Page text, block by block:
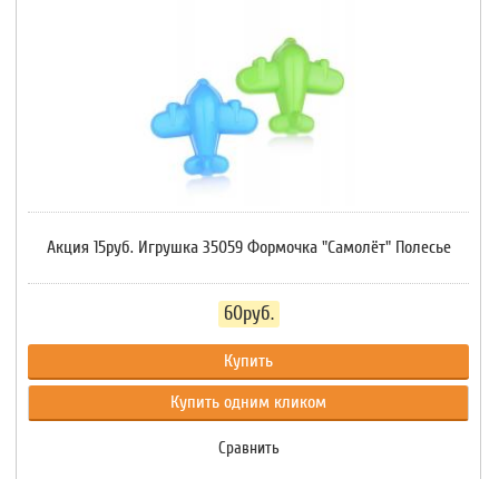
Акция 15руб. Игрушка 35059 Формочка "Самолёт" Полесье
60руб.
Купить
Купить одним кликом
Сравнить